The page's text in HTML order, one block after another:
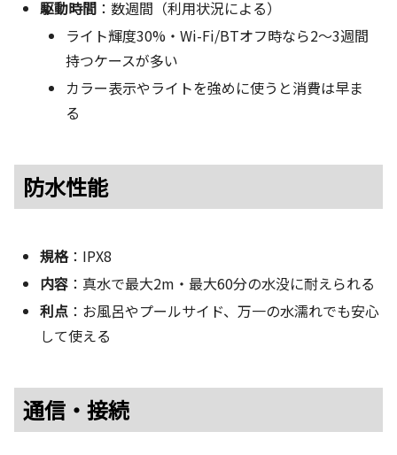
駆動時間 ：数週間（利用状況による）
ライト輝度30%・Wi-Fi/BTオフ時なら2〜3週間
持つケースが多い
カラー表示やライトを強めに使うと消費は早ま
る
防水性能
規格：IPX8
内容 ：真水で最大2m・最大60分の水没に耐えられる
利点 ：お風呂やプールサイド、万一の水濡れでも安心
して使える
通信・接続